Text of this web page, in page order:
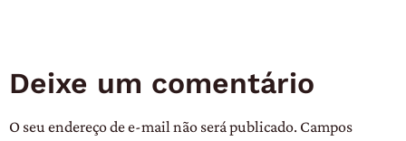
Deixe um comentário
O seu endereço de e-mail não será publicado. Campos